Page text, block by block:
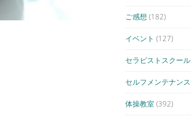
ご感想 (182)
イベント (127)
セラピストスクール
セルフメンテナンス
体操教室 (392)